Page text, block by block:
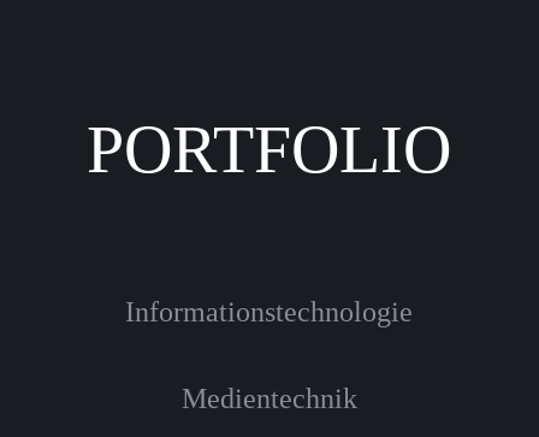
PORTFOLIO
Informationstechnologie
Medientechnik